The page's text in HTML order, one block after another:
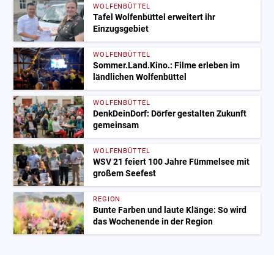
WOLFENBÜTTEL
Tafel Wolfenbüttel erweitert ihr
Einzugsgebiet
WOLFENBÜTTEL
Sommer.Land.Kino.: Filme erleben im
ländlichen Wolfenbüttel
WOLFENBÜTTEL
DenkDeinDorf: Dörfer gestalten Zukunft
gemeinsam
WOLFENBÜTTEL
WSV 21 feiert 100 Jahre Fümmelsee mit
großem Seefest
REGION
Bunte Farben und laute Klänge: So wird
das Wochenende in der Region